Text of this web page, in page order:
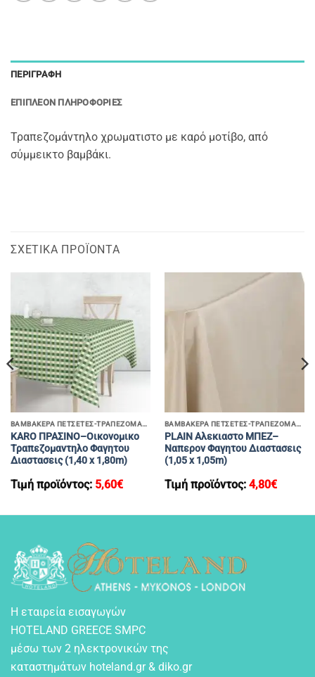
ΠΕΡΙΓΡΑΦΉ
ΕΠΙΠΛΈΟΝ ΠΛΗΡΟΦΟΡΊΕΣ
Τραπεζομάντηλο χρωματιστο με καρό μοτίβο, από
σύμμεικτο βαμβάκι.
ΣΧΕΤΙΚΆ ΠΡΟΪΌΝΤΑ
ΒΑΜΒΑΚΕΡΑ ΠΕΤΣΕΤΕΣ-ΤΡΑΠΕΖΟΜΑΝΤΗΛΑ
KARO ΠΡΑΣΙΝΟ–Οικονομικο
Τραπεζομαντηλο Φαγητου
Διαστασεις (1,40 x 1,80m)
Τιμή προϊόντος: 5,60€
ΒΑΜΒΑΚΕΡΑ ΠΕΤΣΕΤΕΣ-ΤΡΑΠΕΖΟΜΑΝΤΗΛΑ
PLAIN Αλεκιαστο ΜΠΕΖ–
Ναπερον Φαγητου Διαστασεις
(1,05 x 1,05m)
Τιμή προϊόντος: 4,80€
Η εταιρεία εισαγωγών
HOTELAND GREECE SMPC
μέσω των 2 ηλεκτρονικών της
καταστημάτων hoteland.gr & diko.gr